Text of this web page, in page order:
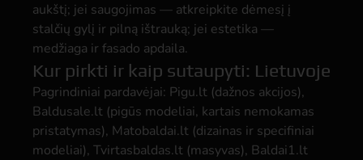
aukštį; jei saugojimas — atkreipkite dėmesį į
stalčių gylį ir pilną ištrauką; jei estetika —
medžiaga ir fasado apdaila.
Kur pirkti ir kaip sutaupyti: Lietuvoje
Pagrindiniai pardavėjai: Pigu.lt (dažnos akcijos),
Baldusale.lt (pigūs modeliai, kartais nemokamas
pristatymas), Matobaldai.lt (dizainas ir specifiniai
modeliai), Tvirtasbaldas.lt (masyvas), Baldai1.lt